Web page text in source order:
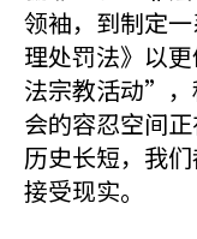
领袖，到制定
理处罚法》以
法宗教活动”，
会的容忍空间
历史长短，我
接受现实。